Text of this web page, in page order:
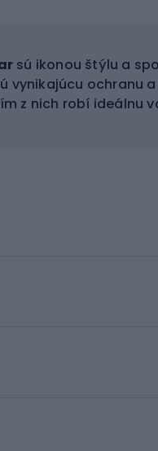
sú ikonou štýlu a
vynikajúcu ochranu
z nich robí ideálnu